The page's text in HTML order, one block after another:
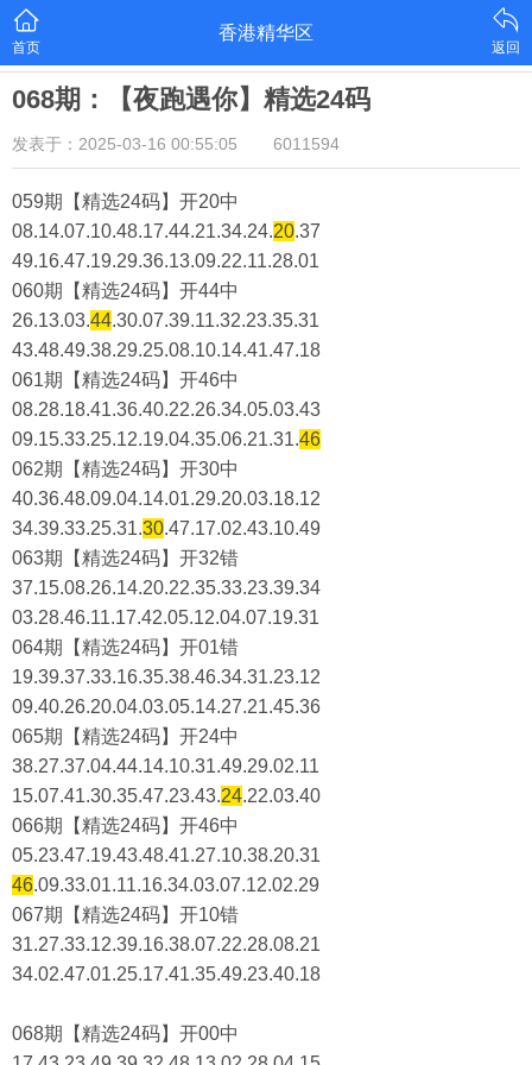
首页
香港精华区
返回
068期：【夜跑遇你】精选24码
发表于：2025-03-16 00:55:05 6011594
059期【精选24码】开20中
08.14.07.10.48.17.44.21.34.24.20.37
49.16.47.19.29.36.13.09.22.11.28.01
060期【精选24码】开44中
26.13.03.44.30.07.39.11.32.23.35.31
43.48.49.38.29.25.08.10.14.41.47.18
061期【精选24码】开46中
08.28.18.41.36.40.22.26.34.05.03.43
09.15.33.25.12.19.04.35.06.21.31.46
062期【精选24码】开30中
40.36.48.09.04.14.01.29.20.03.18.12
34.39.33.25.31.30.47.17.02.43.10.49
063期【精选24码】开32错
37.15.08.26.14.20.22.35.33.23.39.34
03.28.46.11.17.42.05.12.04.07.19.31
064期【精选24码】开01错
19.39.37.33.16.35.38.46.34.31.23.12
09.40.26.20.04.03.05.14.27.21.45.36
065期【精选24码】开24中
38.27.37.04.44.14.10.31.49.29.02.11
15.07.41.30.35.47.23.43.24.22.03.40
066期【精选24码】开46中
05.23.47.19.43.48.41.27.10.38.20.31
46.09.33.01.11.16.34.03.07.12.02.29
067期【精选24码】开10错
31.27.33.12.39.16.38.07.22.28.08.21
34.02.47.01.25.17.41.35.49.23.40.18
068期【精选24码】开00中